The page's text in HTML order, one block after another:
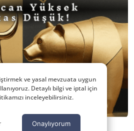
ve yasal mevzuata uygun
Detaylı bilgi ve iptal için
inceleyebilirsiniz.
Onaylıyorum